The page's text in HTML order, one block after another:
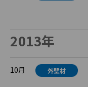
2013年
10月 外壁材